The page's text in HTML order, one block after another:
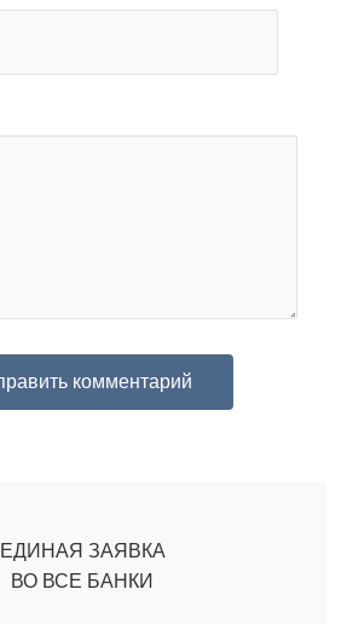
ЕДИНАЯ ЗАЯВКА
ВО ВСЕ БАНКИ